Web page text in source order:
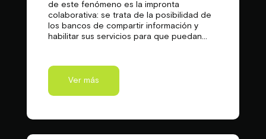
de este fenómeno es la impronta
colaborativa: se trata de la posibilidad de
los bancos de compartir información y
habilitar sus servicios para que puedan...
Ver más